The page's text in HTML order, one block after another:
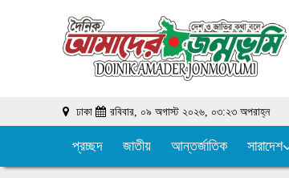
ঢাকা রবিবার, ০৯ অগাস্ট ২০২৬, ০৩:২৩ অপরাহ্ন
প্রচ্ছদ জাতীয় আন্তর্জাতিক সারাদেশ